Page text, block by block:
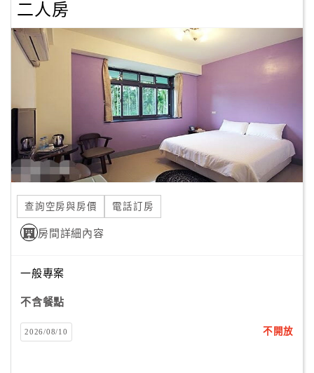
務
顧
意
訂
單
管
理
員
戶
二人房
查詢空房與房價 電話訂房
房間詳細內容
一般專案
不含餐點
2026/08/10 不開放